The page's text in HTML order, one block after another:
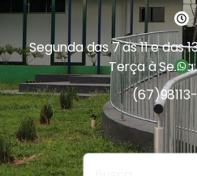
Segunda das 7 às 11 e das
Terça à
(67)